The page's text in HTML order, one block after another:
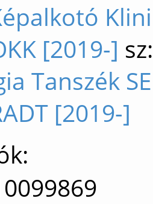
[2019-]
Tanszék
[2019-]